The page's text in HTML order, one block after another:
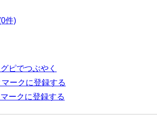
件)
ピでつぶやく
ークに登録する
ークに登録する